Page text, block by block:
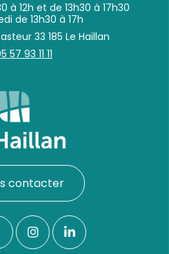
à 12h et de 13h30 à 17h30
de 13h30 à 17h
33 185 Le Haillan
57 93 11 11
contacter